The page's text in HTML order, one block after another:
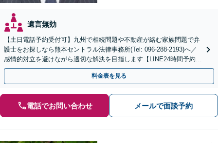
遺言無効
【土日電話予約受付可】九州で相続問題や不動産が絡む家族問題で弁
護士をお探しなら熊本セントラル法律事務所(Tel: 096-288-2193)へ／
感情的対立を避けながら適切な解決を目指します【LINE24時間予約受
付可】【休日・夜間相談可】
料金表を見る
電話でお問い合わせ メールで面談予約